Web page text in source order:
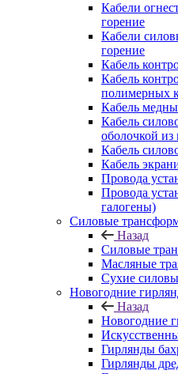
Кабели
горение
Кабели
горение
Кабель
Кабель
полимерных
Кабель
Кабель
оболочкой
Кабель
Кабель
Провода
Провода
галогены)
Силовые
Назад
Силовые
Масляные
Сухие
Новогодние
Назад
Новогодние
Гирлянды
Гирлянды